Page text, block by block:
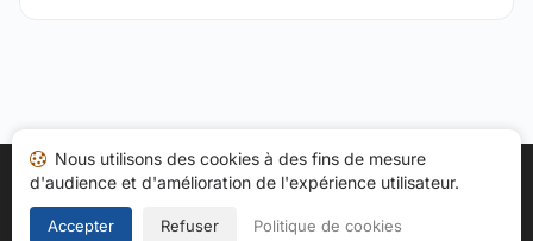
Accueil Mes avis Catégories CGU
Cookies
Politique de confidentialité
Nous utilisons des cookies à des fins de mesure
d'audience et d'amélioration de l'expérience utilisateur.
Accepter Refuser Politique de cookies